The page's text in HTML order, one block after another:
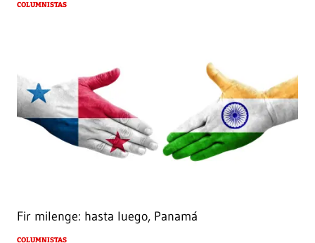
COLUMNISTAS
Fir milenge: hasta luego, Panamá
COLUMNISTAS